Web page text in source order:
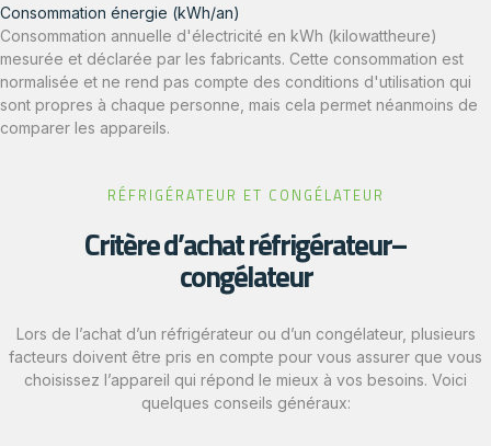
Consommation énergie (kWh/an)
Consommation annuelle d'électricité en kWh (kilowattheure)
mesurée et déclarée par les fabricants. Cette consommation est
normalisée et ne rend pas compte des conditions d'utilisation qui
sont propres à chaque personne, mais cela permet néanmoins de
comparer les appareils.
RÉFRIGÉRATEUR ET CONGÉLATEUR
Critère d’achat réfrigérateur–
congélateur
Lors de l’achat d’un réfrigérateur ou d’un congélateur, plusieurs
facteurs doivent être pris en compte pour vous assurer que vous
choisissez l’appareil qui répond le mieux à vos besoins. Voici
quelques conseils généraux: